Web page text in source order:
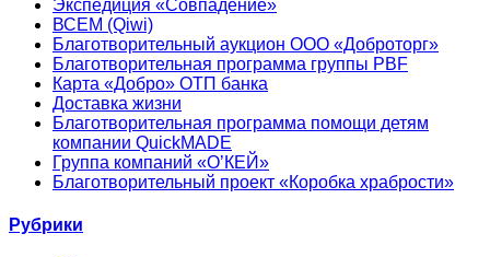
Экспедиция «Совпадение»
ВСЕМ (Qiwi)
Благотворительный аукцион ООО «Доброторг»
Благотворительная программа группы PBF
Карта «Добро» ОТП банка
Доставка жизни
Благотворительная программа помощи детям
компании QuickMADE
Группа компаний «О’КЕЙ»
Благотворительный проект «Коробка храбрости»
Рубрики